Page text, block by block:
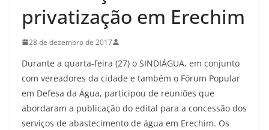
privatização em Erechim
28 de dezembro de 2017
Durante a quarta-feira (27) o SINDIÁGUA, em conjunto
com vereadores da cidade e também o Fórum Popular
em Defesa da Água, participou de reuniões que
abordaram a publicação do edital para a concessão dos
serviços de abastecimento de água em Erechim. Os